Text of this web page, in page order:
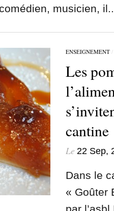
musicien,
ENSEIGNEMENT/
Les
cantine
Le 22 Sep,
Dans le
« Goûter